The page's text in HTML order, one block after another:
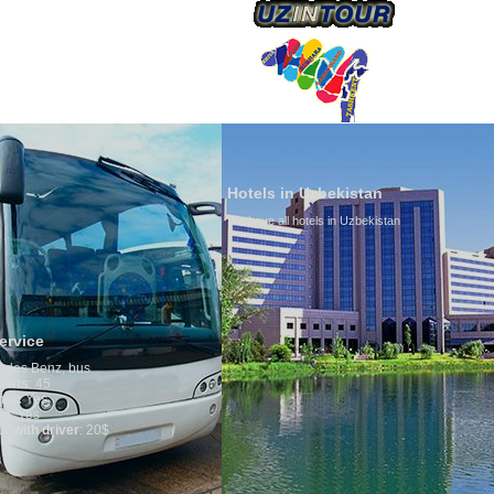
Hotels in Uzbekistan
We have all hotels in Uzbekistan
Culture of Uzbekistan
By nature Uzbeks prefer a
is why migration and
any influence on population
general, the level of the
growth is very high. In the
marriages is significantly
percentage of divorce cases
in the world. According to
family is regarded as